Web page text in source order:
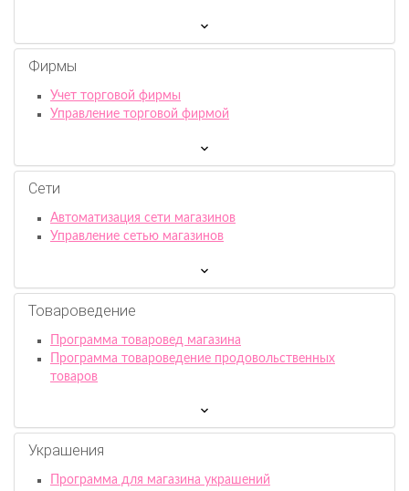
Фирмы
Учет торговой фирмы
Управление торговой фирмой
Сети
Автоматизация сети магазинов
Управление сетью магазинов
Товароведение
Программа товаровед магазина
Программа товароведение продовольственных
товаров
Украшения
Программа для магазина украшений